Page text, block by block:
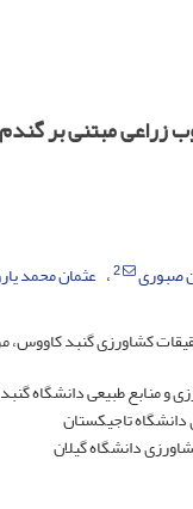
زراعی مبتنی بر
صبوری 2 عثمان محمد
کشاورزی گنبد کاووس،
و منابع طبیعی دانشگاه
تاجیکستان
دانشگاه گیلان